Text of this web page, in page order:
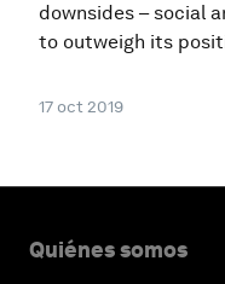
downsides – social
to outweigh its
17 oct 2019
Quiénes somos